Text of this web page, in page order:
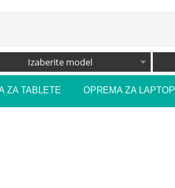
Izaberite model
ZA TABLETE OPREMA ZA LAPTOP